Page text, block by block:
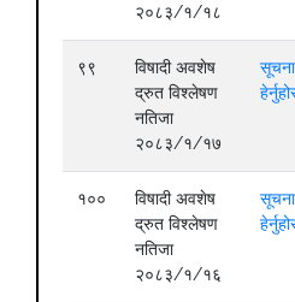
२०८३/१/१८
९९
विषादी अवशेष
द्रुत विश्लेषण
नतिजा
२०८३/१/१७
सूचना
१००
विषादी अवशेष
द्रुत विश्लेषण
नतिजा
२०८३/१/१६
सूचना